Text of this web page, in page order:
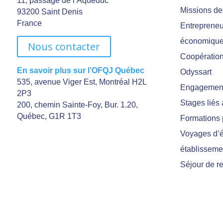
93200 Saint Denis
France
Nous contacter
En savoir plus sur l’OFQJ Québec
535, avenue Viger Est, Montréal H2L
2P3
200, chemin Sainte-Foy, Bur. 1.20,
Québec, G1R 1T3
Missions
Odyssart
Stages liés
Voyages
Séjour de